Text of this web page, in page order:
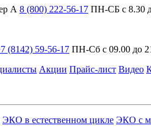
А 8 (800) 222-56-17 ПН-СБ с 8.30
(8142) 59-56-17 ПН-Сб с 09.00 до
Акции Прайс-лист Видео
ЭКО в естественном цикле ЭКО с